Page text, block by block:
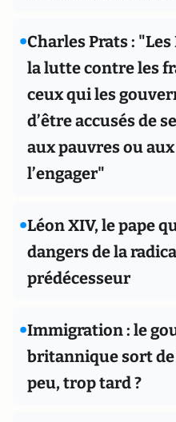
•Charles Prats :
la lutte contre les
ceux qui les
d’être accusés de
aux pauvres ou
l’engager"
•Léon XIV, le pape
dangers de la
prédécesseur
•Immigration : le
britannique sort
peu, trop tard ?